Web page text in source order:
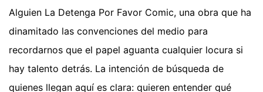
Alguien La Detenga Por Favor Comic, una obra que ha
dinamitado las convenciones del medio para
recordarnos que el papel aguanta cualquier locura si
hay talento detrás. La intención de búsqueda de
quienes llegan aquí es clara: quieren entender qué